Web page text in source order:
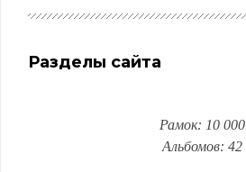
Разделы сайта
Рамок: 10 000
Альбомов: 42